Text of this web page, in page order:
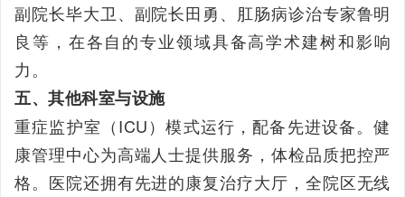
副院长毕大卫、副院长田勇、肛肠病诊治专家鲁明
良等，在各自的专业领域具备高学术建树和影响
力。
五、其他科室与设施
重症监护室（ICU）模式运行，配备先进设备。健
康管理中心为高端人士提供服务，体检品质把控严
格。医院还拥有先进的康复治疗大厅，全院区无线